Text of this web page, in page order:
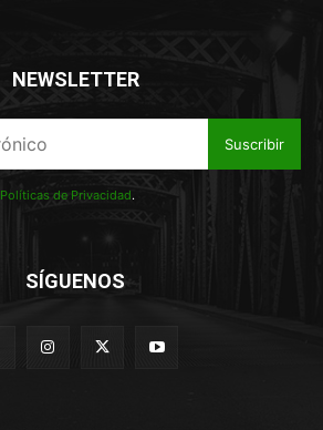
NEWSLETTER
Suscribir
Políticas de Privacidad.
SÍGUENOS